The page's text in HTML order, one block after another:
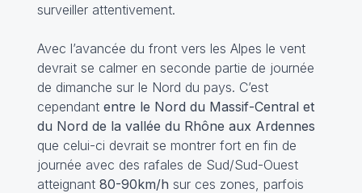
surveiller attentivement.
Avec l’avancée du front vers les Alpes le vent
devrait se calmer en seconde partie de journée
de dimanche sur le Nord du pays. C’est
cependant entre le Nord du Massif-Central et
du Nord de la vallée du Rhône aux Ardennes
que celui-ci devrait se montrer fort en fin de
journée avec des rafales de Sud/Sud-Ouest
atteignant 80-90km/h sur ces zones, parfois